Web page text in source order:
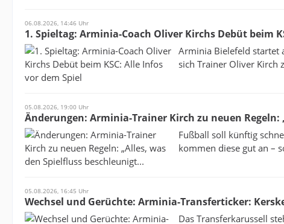
06.08.2026, 14:46 Uhr
1. Spieltag: Arminia-Coach Oliver Kirchs Debüt beim
Arminia Bielefeld startet
sich Trainer Oliver Kirch
05.08.2026, 19:00 Uhr
Änderungen: Arminia-Trainer Kirch zu neuen
Fußball soll künftig
kommen diese gut an –
05.08.2026, 16:45 Uhr
Wechsel und Gerüchte: Arminia-Transferticker:
Das Transferkarussell